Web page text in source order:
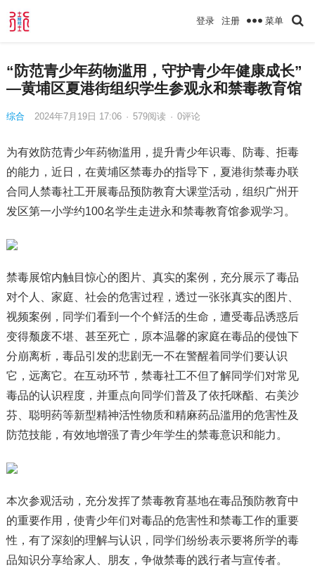
登录 注册 菜单
“防范青少年药物滥用，守护青少年健康成长”
—黄埔区夏港街组织学生参观永和禁毒教育馆
综合 2024年7月19日 17:06 · 579阅读 · 0评论
为有效防范青少年药物滥用，提升青少年识毒、防毒、拒毒
的能力，近日，在黄埔区禁毒办的指导下，夏港街禁毒办联
合同人禁毒社工开展毒品预防教育大课堂活动，组织广州开
发区第一小学约100名学生走进永和禁毒教育馆参观学习 。
禁毒展馆内触目惊心的图片、真实的案例，充分展示了毒品
对个人、家庭、社会的危害过程，透过一张张真实的图片、
视频案例，同学们看到一个个鲜活的生命，遭受毒品诱惑后
变得颓废不堪、甚至死亡，原本温馨的家庭在毒品的侵蚀下
分崩离析，毒品引发的悲剧无一不在警醒着同学们要认识
它，远离它。在互动环节，禁毒社工不但了解同学们对常见
毒品的认识程度，并重点向同学们普及了依托咪酯、右美沙
芬、聪明药等新型精神活性物质和精麻药品滥用的危害性及
防范技能，有效地增强了青少年学生的禁毒意识和能力。
本次参观活动，充分发挥了禁毒教育基地在毒品预防教育中
的重要作用，使青少年们对毒品的危害性和禁毒工作的重要
性，有了深刻的理解与认识，同学们纷纷表示要将所学的毒
品知识分享给家人、朋友，争做禁毒的践行者与宣传者。